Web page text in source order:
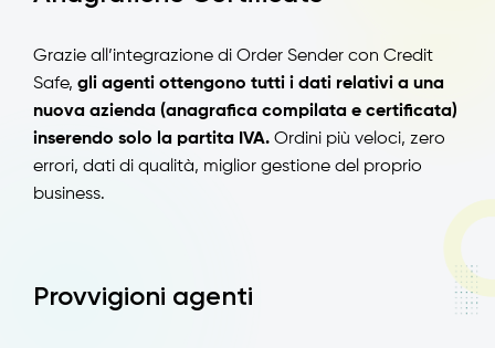
Grazie all’integrazione di Order Sender con Credit
Safe, gli agenti ottengono tutti i dati relativi a una
nuova azienda (anagrafica compilata e certificata)
inserendo solo la partita IVA. Ordini più veloci, zero
errori, dati di qualità, miglior gestione del proprio
business.
Provvigioni agenti